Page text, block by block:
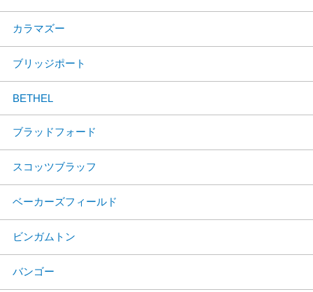
カラマズー
ブリッジポート
BETHEL
ブラッドフォード
スコッツブラッフ
ベーカーズフィールド
ビンガムトン
バンゴー